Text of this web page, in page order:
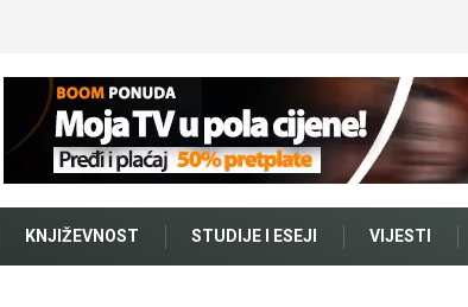
KNJIŽEVNOST STUDIJE I ESEJI VIJESTI